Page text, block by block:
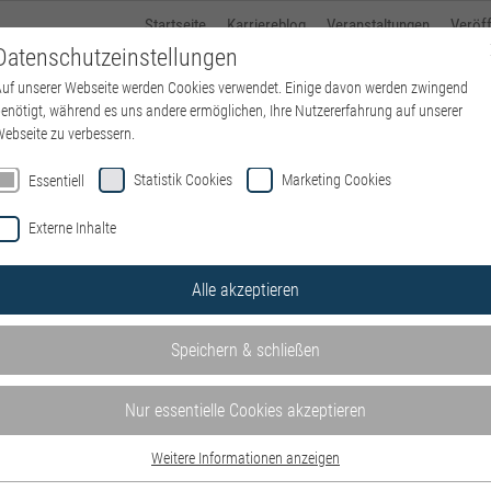
kbo Standorte kbo-Karriere Ausbildung
Startseite Karriereblog Veranstaltungen
unserer Webseite werden Cookies verwendet. Einige davon werden zwingend
während es uns andere ermöglichen, Ihre Nutzererfahrung auf unserer
zu verbessern.
Essentiell Statistik Cookies Marketing Cookies
Externe Inhalte
Alle akzeptieren
Speichern & schließen
Nur essentielle Cookies akzeptieren
Weitere Informationen anzeigen